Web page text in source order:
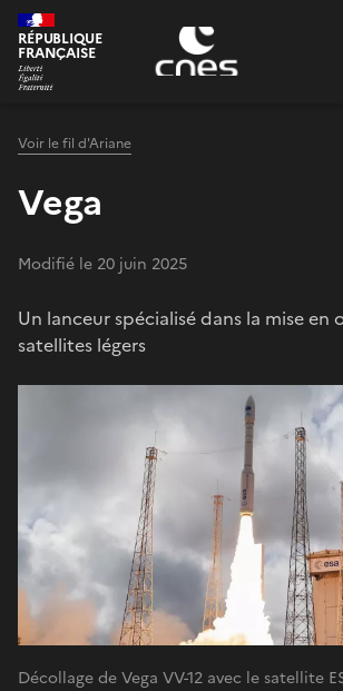
Panneau de gestion des cookies
RÉPUBLIQUE
FRANÇAISE
Voir le fil d'Ariane
Vega
Modifié le 20 juin 2025
Un lanceur spécialisé dans la mise en
satellites légers
Décollage de Vega VV-12 avec le satellite